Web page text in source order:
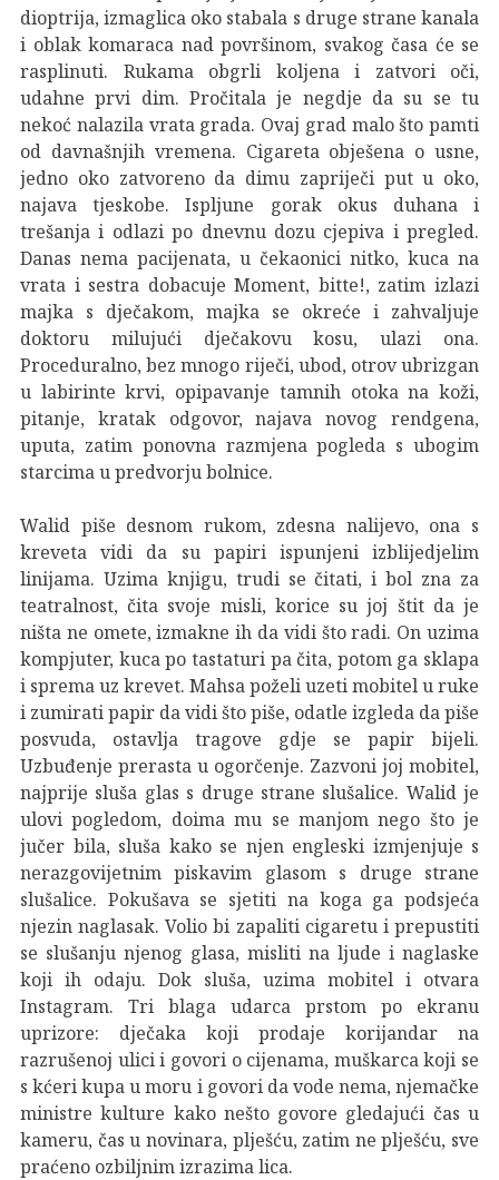
dioptrija, izmaglica oko stabala s druge strane kanala
i oblak komaraca nad površinom, svakog časa će se
rasplinuti. Rukama obgrli koljena i zatvori oči,
udahne prvi dim. Pročitala je negdje da su se tu
nekoć nalazila vrata grada. Ovaj grad malo što pamti
od davnašnjih vremena. Cigareta obješena o usne,
jedno oko zatvoreno da dimu zapriječi put u oko,
najava tjeskobe. Ispljune gorak okus duhana i
trešanja i odlazi po dnevnu dozu cjepiva i pregled.
Danas nema pacijenata, u čekaonici nitko, kuca na
vrata i sestra dobacuje Moment, bitte!, zatim izlazi
majka s dječakom, majka se okreće i zahvaljuje
doktoru milujući dječakovu kosu, ulazi ona.
Proceduralno, bez mnogo riječi, ubod, otrov ubrizgan
u labirinte krvi, opipavanje tamnih otoka na koži,
pitanje, kratak odgovor, najava novog rendgena,
uputa, zatim ponovna razmjena pogleda s ubogim
starcima u predvorju bolnice.
Walid piše desnom rukom, zdesna nalijevo, ona s
kreveta vidi da su papiri ispunjeni izblijedjelim
linijama. Uzima knjigu, trudi se čitati, i bol zna za
teatralnost, čita svoje misli, korice su joj štit da je
ništa ne omete, izmakne ih da vidi što radi. On uzima
kompjuter, kuca po tastaturi pa čita, potom ga sklapa
i sprema uz krevet. Mahsa poželi uzeti mobitel u ruke
i zumirati papir da vidi što piše, odatle izgleda da piše
posvuda, ostavlja tragove gdje se papir bijeli.
Uzbuđenje prerasta u ogorčenje. Zazvoni joj mobitel,
najprije sluša glas s druge strane slušalice. Walid je
ulovi pogledom, doima mu se manjom nego što je
jučer bila, sluša kako se njen engleski izmjenjuje s
nerazgovijetnim piskavim glasom s druge strane
slušalice. Pokušava se sjetiti na koga ga podsjeća
njezin naglasak. Volio bi zapaliti cigaretu i prepustiti
se slušanju njenog glasa, misliti na ljude i naglaske
koji ih odaju. Dok sluša, uzima mobitel i otvara
Instagram. Tri blaga udarca prstom po ekranu
uprizore: dječaka koji prodaje korijandar na
razrušenoj ulici i govori o cijenama, muškarca koji se
s kćeri kupa u moru i govori da vode nema, njemačke
ministre kulture kako nešto govore gledajući čas u
kameru, čas u novinara, plješću, zatim ne plješću, sve
praćeno ozbiljnim izrazima lica.